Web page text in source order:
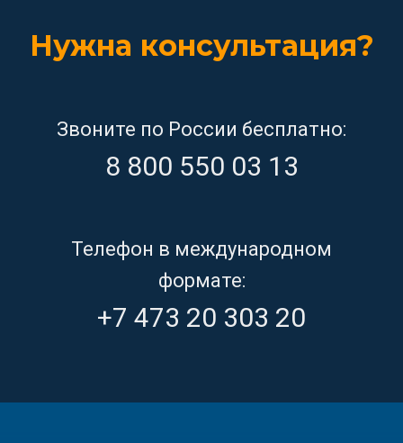
Нужна консультация?
Звоните по России бесплатно:
8 800 550 03 13
Телефон в международном
формате:
+7 473 20 303 20